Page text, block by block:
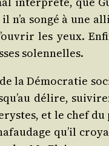
son­gé à une
les yeux.
solennelles.
la Démo­cra­tie
délire,
et le chef
qu’il